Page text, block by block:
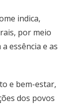
indica,
por meio
essência e as
e bem-estar,
dos povos